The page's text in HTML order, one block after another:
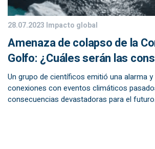
28.07.2023 Impacto global
Amenaza de colapso de la
Golfo: ¿Cuáles serán las
Un grupo de científicos emitió una alarma
conexiones con eventos climáticos
consecuencias devastadoras para el futuro.